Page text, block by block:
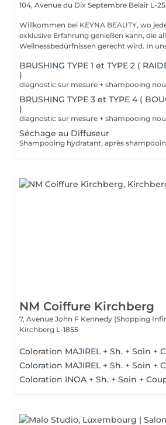
104, Avenue du Dix Septembre Belair L-
Willkommen bei KEYNA BEAUTY, wo
exklusive Erfahrung genießen kann, die
Wellnessbedürfnissen gerecht wird. In
BRUSHING TYPE 1 et TYPE 2 (
)
BRUSHING TYPE 3 et TYPE 4 (
)
Séchage au Diffuseur
NM Coiffure Kirchberg
7, Avenue John F Kennedy (Shopping
Kirchberg L-1855
Coloration MAJIREL + Sh. + Soin +
Coloration MAJIREL + Sh. + Soin +
Coloration INOA + Sh. + Soin +